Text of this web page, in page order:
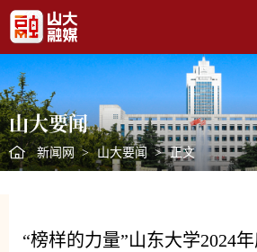
山大要闻
新闻网 > 山大要闻 > 正文
“榜样的力量”山东大学2024